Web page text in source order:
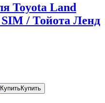
Toyota Land
/ Тойота Ленд
Купить